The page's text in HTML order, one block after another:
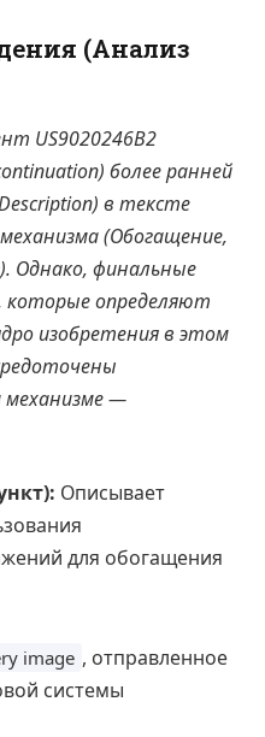
(Анализ
US9020246B2
более ранней
в тексте
(Обогащение,
Однако, финальные
которые определяют
изобретения в этом
механизме —
Описывает
для обогащения
image , отправленное
системы